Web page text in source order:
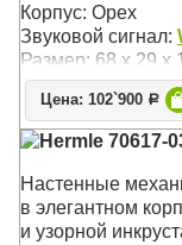
Корпус: Орех
Звуковой сигнал:
Размер: 68 х 29 х
Цена: 102`900 Р
Hermle 70617-
Настенные
в элегантном
и узорной